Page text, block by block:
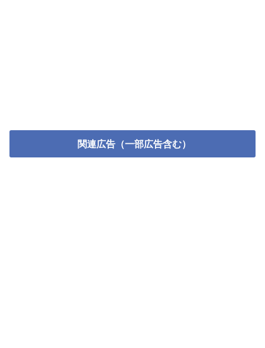
関連広告（一部広告含む）